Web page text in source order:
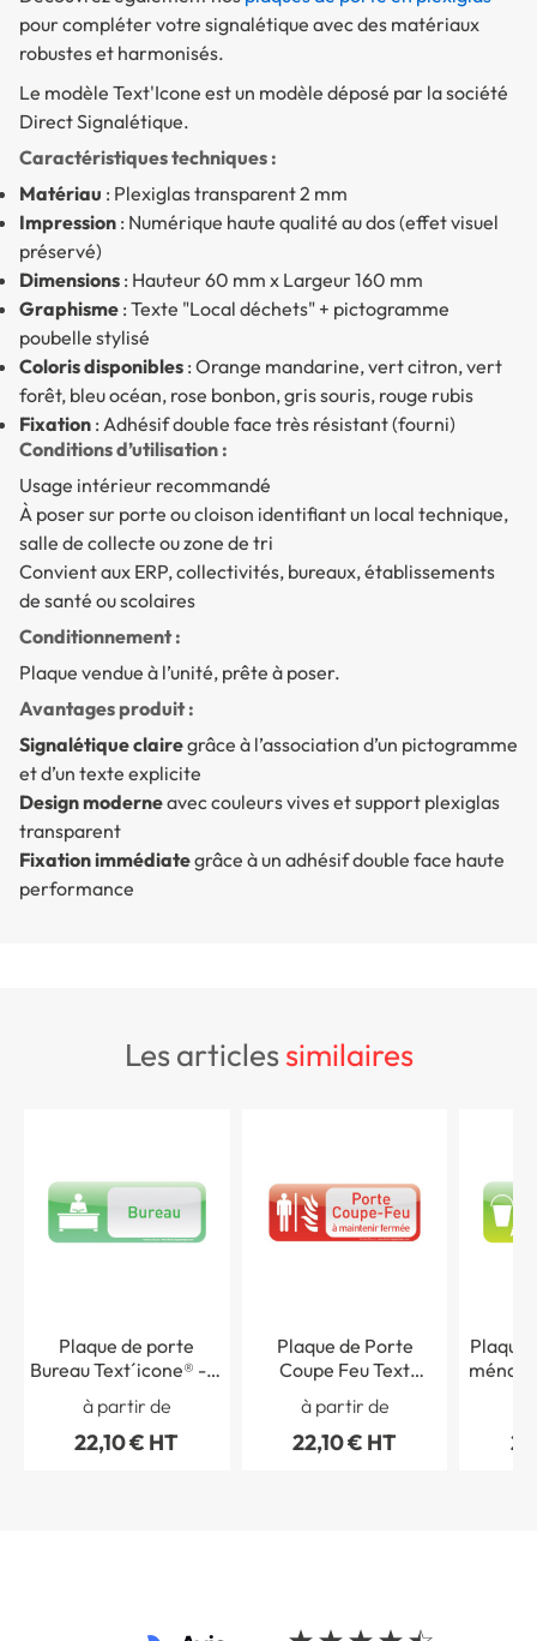
pour compléter votre signalétique avec des matériaux
robustes et harmonisés.
Le modèle Text'Icone est un modèle déposé par la société
Direct Signalétique.
Caractéristiques techniques :
Matériau : Plexiglas transparent 2 mm
Impression : Numérique haute qualité au dos (effet visuel
préservé)
Dimensions : Hauteur 60 mm x Largeur 160 mm
Graphisme : Texte "Local déchets" + pictogramme
poubelle stylisé
Coloris disponibles : Orange mandarine, vert citron, vert
forêt, bleu océan, rose bonbon, gris souris, rouge rubis
Fixation : Adhésif double face très résistant (fourni)
Conditions d’utilisation :
Usage intérieur recommandé
À poser sur porte ou cloison identifiant un local technique,
salle de collecte ou zone de tri
Convient aux ERP, collectivités, bureaux, établissements
de santé ou scolaires
Conditionnement :
Plaque vendue à l’unité, prête à poser.
Avantages produit :
Signalétique clairegrâce à l’association d’un pictogramme
et d’un texte explicite
Design moderneavec couleurs vives et support plexiglas
transparent
Fixation immédiategrâce à un adhésif double face haute
performance
les articlessimilaires
Plaque de porte
Bureau Text´icone® - H
60 x L 160 mm
à partir de
22,10 € HT
Plaque de Porte
Coupe Feu Text
´icone® - H 60 x L 160
mm
à partir de
22,10 € HT
Plaque